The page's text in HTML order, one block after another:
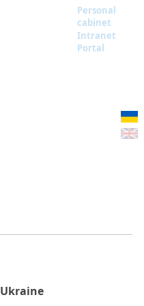
Personal
cabinet
Intranet
Portal
Ukraine